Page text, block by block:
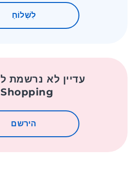
לִשְׁלוֹחַ
Shopping?
הירשם